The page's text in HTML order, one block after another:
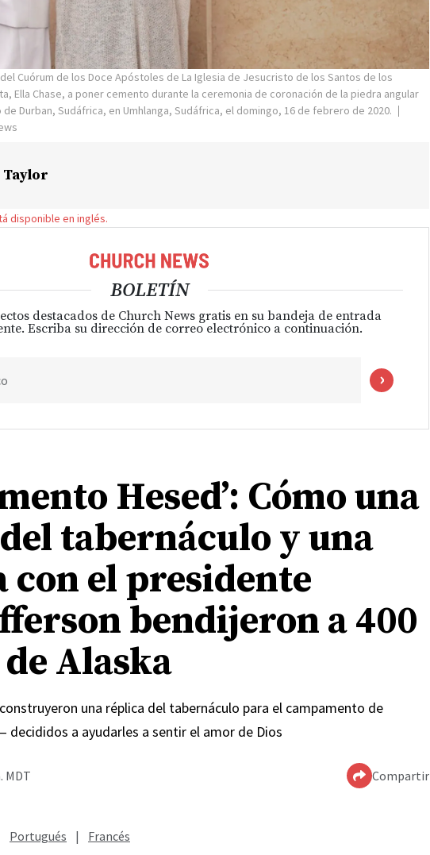
Cuórum de los Doce Apóstoles de La Iglesia de Jesucristo de los Santos de los
Ella Chase, a poner cemento durante la ceremonia de coronación de la piedra angular
Durban, Sudáfrica, en Umhlanga, Sudáfrica, el domingo, 16 de febrero de 2020.
disponible en inglés.
BOLETÍN
destacados de Church News gratis en su bandeja de entrada
Escriba su dirección de correo electrónico a continuación.
Hesed’: Cómo una
tabernáculo y una
con el presidente
bendijeron a 400
Alaska
una réplica del tabernáculo para el campamento de
decididos a ayudarles a sentir el amor de Dios
MDT Compartir
Portugués | Francés